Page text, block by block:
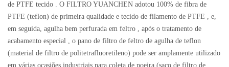
de PTFE tecido . O FILTRO YUANCHEN adotou 100% de fibra de
PTFE (teflon) de primeira qualidade e tecido de filamento de PTFE , e,
em seguida, agulha bem perfurada em feltro , após o tratamento de
acabamento especial , o pano de filtro de feltro de agulha de teflon
(material de filtro de politetrafluoretileno) pode ser amplamente utilizado
em várias ocasiões industriais para coleta de poeira (saco de filtro de